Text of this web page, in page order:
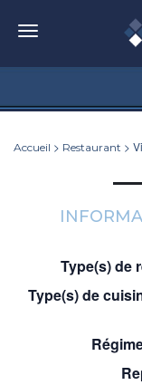
Accueil > Restaurant >
Type(s) de
Type(s) de